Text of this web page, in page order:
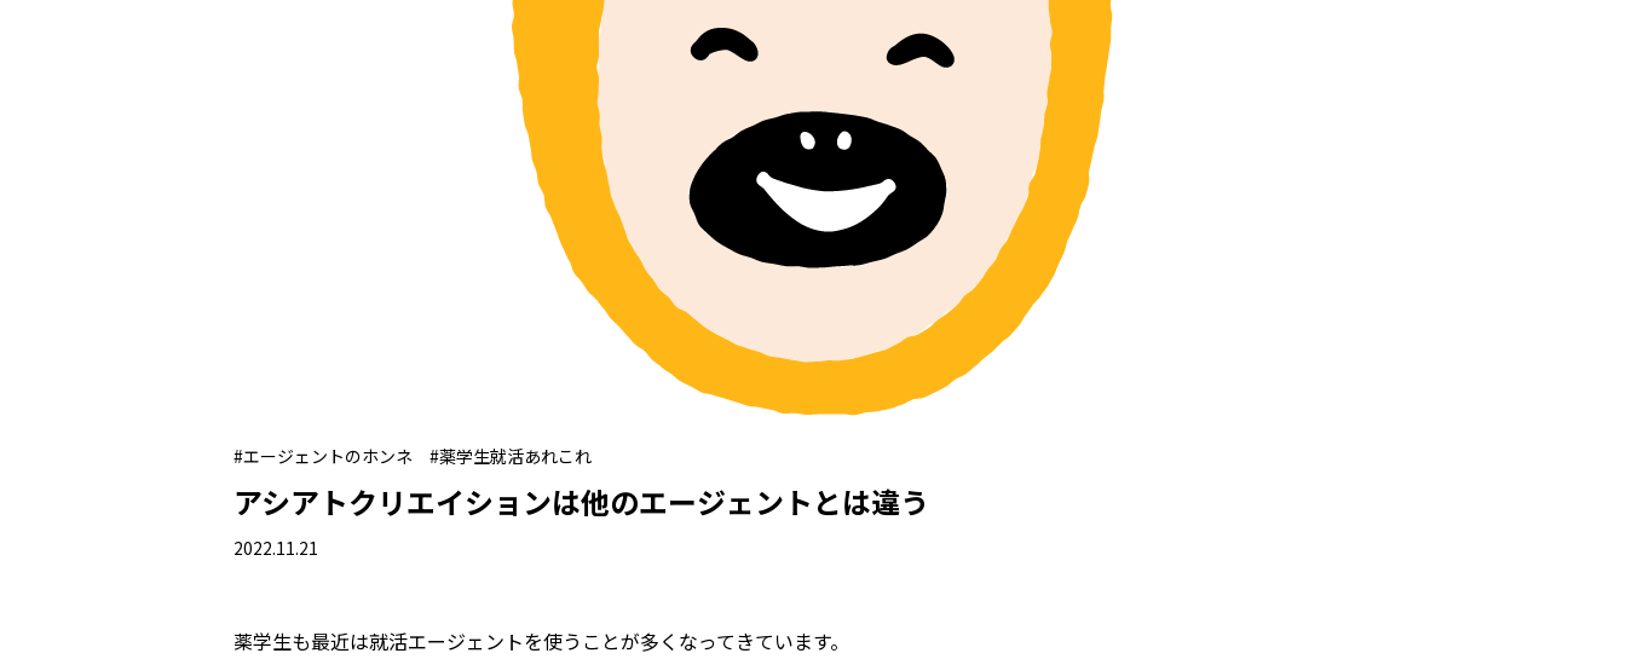
#エージェントのホンネ #薬学生就活あれこれ
アシアトクリエイションは他のエージェントとは違う
2022.11.21
薬学生も最近は就活エージェントを使うことが多くなってきています。